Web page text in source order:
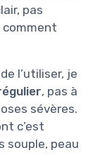
pas
comment
l’utiliser, je
, pas à
sévères.
c’est
souple, peau